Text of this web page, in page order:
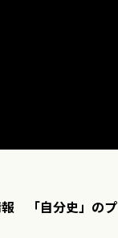
「自分史」のプ